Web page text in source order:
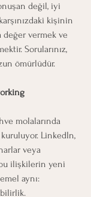
değil, iyi
kişinin
değer vermek ve
Sorularınız,
ömürlüdür.
molalarında
LinkedIn,
veya
ilişkilerin yeni
aynı: